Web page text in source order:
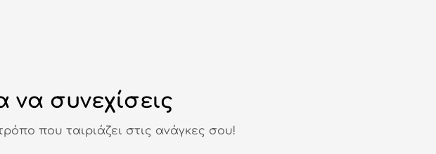
να συνεχίσεις
που ταιριάζει στις ανάγκες σου!